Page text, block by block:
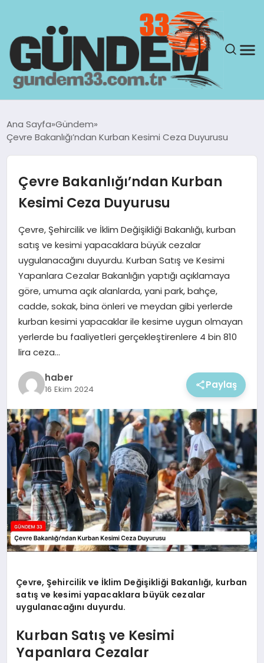
YAŞAM
SAĞLIK
TEKNOLOJI
EKONOMI
MAGAZIN
Ana Sayfa Gündem
Çevre Bakanlığı’ndan Kurban Kesimi Ceza Duyurusu
Çevre Bakanlığı’ndan Kurban
Kesimi Ceza Duyurusu
Çevre, Şehircilik ve İklim Değişikliği Bakanlığı, kurban
satış ve kesimi yapacaklara büyük cezalar
uygulanacağını duyurdu. Kurban Satış ve Kesimi
Yapanlara Cezalar Bakanlığın yaptığı açıklamaya
göre, umuma açık alanlarda, yani park, bahçe,
cadde, sokak, bina önleri ve meydan gibi yerlerde
kurban kesimi yapacaklar ile kesime uygun olmayan
yerlerde bu faaliyetleri gerçekleştirenlere 4 bin 810
lira ceza…
haber
16 Ekim 2024 Paylaş
Çevre, Şehircilik ve İklim Değişikliği Bakanlığı, kurban
satış ve kesimi yapacaklara büyük cezalar
uygulanacağını duyurdu.
Kurban Satış ve Kesimi
Yapanlara Cezalar